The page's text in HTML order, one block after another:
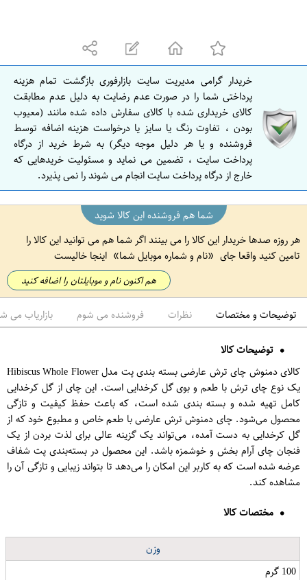
ا
ن
ص
ف
ه
ن
خریدار گرامی مدیریت سایت بازارفوری بازگشت تمام هزینه
پرداختی شما را در صورت عدم رضایت به دلیل عدم مطابقت
کالای خریداری شده با کالای سفارش داده شده مانند (معیوب
بودن ، تفاوت رنگ یا سایز یا درخواست هزینه اضافه توسط
فروشنده و یا هر دلیل موجه دیگر) به شرط خرید از درگاه
پرداخت سایت ، تضمین می نماید و مسئولیت خریدهایی که
خارج از درگاه پرداخت سایت انجام می شوند را نمی پذیرد.
شما هم فروشنده این کالا شوید
هر روزه صدها خریدار این کالا را می بینند اگر شما هم می توانید این کالا را
تامین کنید واقعا جای
نام و شماره موبایل شما اینجا خالیست
هم اکنون نام و موبایلتان را اضافه کنید
توضیحات و مختصات نظرات فروشنده می شوم بازاریاب می
توضیحات کالا
کالای دمنوش چای ترش عارضی بسته بندی پت مدل Hibiscus Whole Flower
یک نوع چای ترش با طعم و بوی گل کرخدایی است. این چای از گل کرخدایی
کامل تهیه شده و بسته بندی شده است، که باعث حفظ کیفیت و تازگی
محصول می‌شود. چای دمنوش ترش عارضی با طعم خاص و مطبوع خود که از
گل کرخدایی به دست آمده، می‌تواند یک گزینه عالی برای لذت بردن از یک
فنجان چای آرام بخش و خوشمزه باشد. این محصول در بسته‌بندی پت شفاف
عرضه شده است که به کاربر این امکان را می‌دهد تا بتواند زیبایی و تازگی آن را
مشاهده کند.
مختصات کالا
وزن
100 گرم